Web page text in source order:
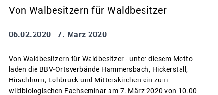
Von Walbesitzern für Waldbesitzer
06.02.2020 | 7. März 2020
Von Waldbesitzern für Waldbesitzer - unter diesem Motto
laden die BBV-Ortsverbände Hammersbach, Hickerstall,
Hirschhorn, Lohbruck und Mitterskirchen ein zum
wildbiologischen Fachseminar am 7. März 2020 von 10.00